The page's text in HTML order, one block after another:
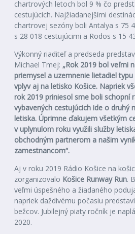
chartrových letoch bol 9 % čo
cestujúcich. Najžiadanejšími
chartrovej sezóny boli Antalya s 75
s 28 018 cestujúcimi a Rodos s 15
Výkonný riaditeľ a predseda
Michael Tmej: „Rok 2019 bol veľmi
priemysel a uzemnenie lietadiel
vplyv aj na letisko Košice. Napriek
rok 2019 priniesol sme boli schopní
vybavených cestujúcich ide o druhý
letiska. Úprimne ďakujem všetkým
v uplynulom roku využili služby
obchodným partnerom a našim
zamestnancom“.
Aj v roku 2019 Rádio Košice na
zorganizovalo Košice Runway Run.
veľmi úspešného a žiadaného
napriek daždivému počasiu
bežcov. Jubilejný piaty ročník je
2020.